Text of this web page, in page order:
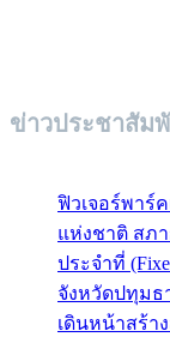
ข่าวประชาสัม
ฟิวเจอร์พาร์
แห่งชาติ สภ
ประจำที่
จังหวัดปทุมธ
เดินหน้าสร้า